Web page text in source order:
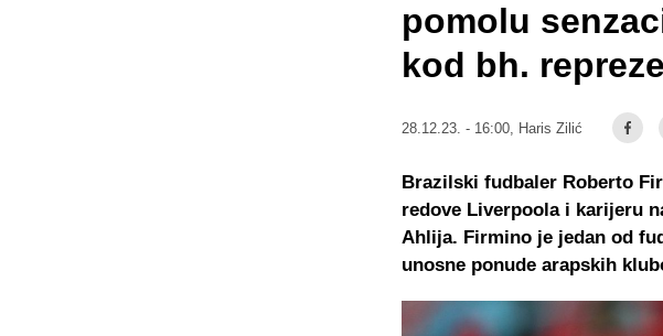
pomolu
kod bh.
28.12.23. - 16:00, Haris Zilić
Brazilski fudbaler Roberto
redove Liverpoola i karijeru
Ahlija. Firmino je jedan od
unosne ponude arapskih